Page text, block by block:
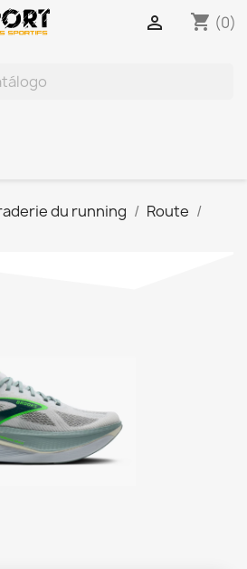
shopping_cart (0)

du running
Route